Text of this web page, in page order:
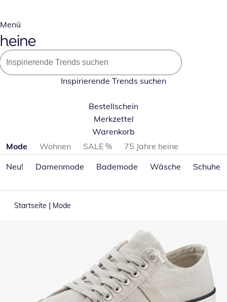
Menü
Inspirierende Trends suchen
Bestellschein
Merkzettel
Warenkorb
Produktkategorien überspringen
Mode Wohnen SALE %
75 Jahre heine
Neu!
Damenmode Bademode Wäsche Schuhe
Startseite | Mode